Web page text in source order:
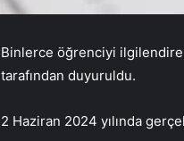
Binlerce öğrenciyi ilgilendiren
tarafından duyuruldu.
2 Haziran 2024 yılında